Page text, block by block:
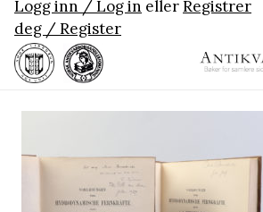
Logg inn / Log in ellerRegistrer
deg / Register